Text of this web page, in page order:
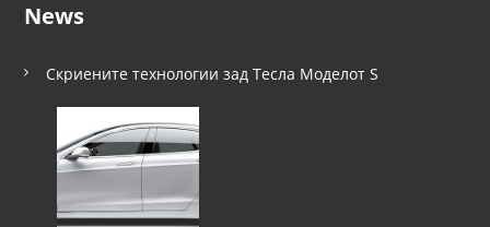
News
Скриените технологии зад Тесла Моделот S